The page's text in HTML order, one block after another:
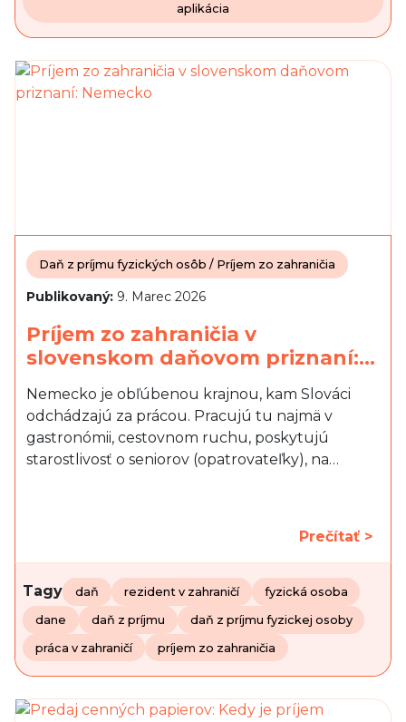
aplikácia
Daň z príjmu fyzických osôb / Príjem zo zahraničia
Publikovaný: 9. Marec 2026
Príjem zo zahraničia v
slovenskom daňovom priznaní:…
Nemecko je obľúbenou krajnou, kam Slováci
odchádzajú za prácou. Pracujú tu najmä v
gastronómii, cestovnom ruchu, poskytujú
starostlivosť o seniorov (opatrovateľky), na…
Prečítať >
Tagy daň rezident v zahraničí fyzická osoba
dane daň z príjmu daň z príjmu fyzickej osoby
práca v zahraničí príjem zo zahraničia